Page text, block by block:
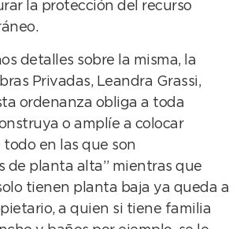
la protección del recurso
detalles sobre la misma, la
Privadas, Leandra Grassi,
ordenanza obliga a toda
o amplíe a colocar
todo en las que son
de planta alta” mientras que
tienen planta baja ya queda a
a quien si tiene familia